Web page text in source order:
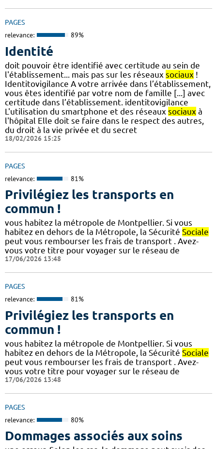
PAGES
relevance: 89%
Identité
doit pouvoir être identifié avec certitude au sein de
l'établissement... mais pas sur les réseaux sociaux !
Identitovigilance A votre arrivée dans l’établissement,
vous êtes identifié par votre nom de famille [...] avec
certitude dans l’établissement. identitovigilance
L'utilisation du smartphone et des réseaux sociaux à
l'hôpital Elle doit se faire dans le respect des autres,
du droit à la vie privée et du secret
18/02/2026 15:25
PAGES
relevance: 81%
Privilégiez les transports en
commun !
vous habitez la métropole de Montpellier. Si vous
habitez en dehors de la Métropole, la Sécurité Sociale
peut vous rembourser les frais de transport . Avez-
vous votre titre pour voyager sur le réseau de
17/06/2026 13:48
PAGES
relevance: 81%
Privilégiez les transports en
commun !
vous habitez la métropole de Montpellier. Si vous
habitez en dehors de la Métropole, la Sécurité Sociale
peut vous rembourser les frais de transport . Avez-
vous votre titre pour voyager sur le réseau de
17/06/2026 13:48
PAGES
relevance: 80%
Dommages associés aux soins